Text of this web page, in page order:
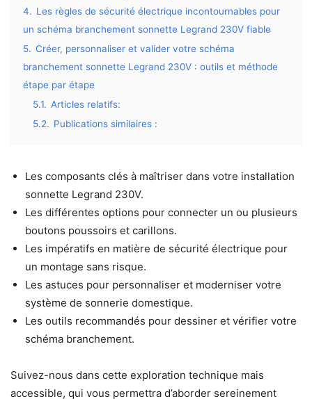
4. Les règles de sécurité électrique incontournables pour
un schéma branchement sonnette Legrand 230V fiable
5. Créer, personnaliser et valider votre schéma
branchement sonnette Legrand 230V : outils et méthode
étape par étape
5.1. Articles relatifs:
5.2. Publications similaires :
Les composants clés à maîtriser dans votre installation
sonnette Legrand 230V.
Les différentes options pour connecter un ou plusieurs
boutons poussoirs et carillons.
Les impératifs en matière de sécurité électrique pour
un montage sans risque.
Les astuces pour personnaliser et moderniser votre
système de sonnerie domestique.
Les outils recommandés pour dessiner et vérifier votre
schéma branchement.
Suivez-nous dans cette exploration technique mais
accessible, qui vous permettra d’aborder sereinement